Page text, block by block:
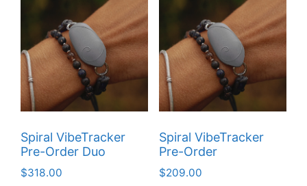
Spiral VibeTracker
Pre-Order Duo
$318.00
Spiral VibeTracker
Pre-Order
$209.00